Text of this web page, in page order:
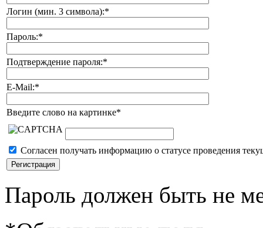
Логин (мин. 3 символа):*
Пароль:*
Подтверждение пароля:*
E-Mail:*
Введите слово на картинке*
Согласен получать информацию о статусе проведения
Пароль должен быть не